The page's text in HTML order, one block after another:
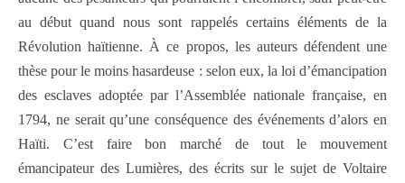
au début quand nous sont rappelés certains éléments de la
Révolution haïtienne. À ce propos, les auteurs défendent une
thèse pour le moins hasardeuse : selon eux, la loi d’émancipation
des esclaves adoptée par l’Assemblée nationale française, en
1794, ne serait qu’une conséquence des événements d’alors en
Haïti. C’est faire bon marché de tout le mouvement
émancipateur des Lumières, des écrits sur le sujet de Voltaire